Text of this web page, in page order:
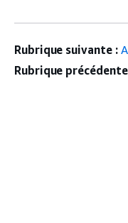
Rubrique suivante :
Rubrique